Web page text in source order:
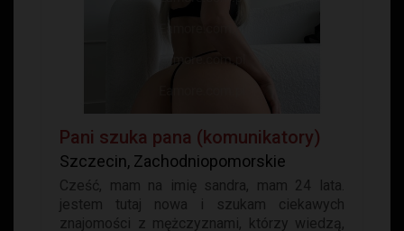
Pani szuka pana (komunikatory)
Szczecin, Zachodniopomorskie
Cześć, mam na imię sandra, mam 24 lata.
jestem tutaj nowa i szukam ciekawych
znajomości z mężczyznami, którzy wiedzą,